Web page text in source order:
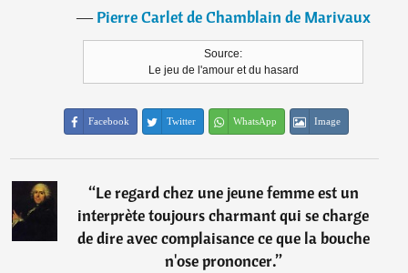
―Pierre Carlet de Chamblain de Marivaux
Source:
Le jeu de l'amour et du hasard
Facebook Twitter WhatsApp Image
“Le regard chez une jeune femme est un
interprète toujours charmant qui se charge
de dire avec complaisance ce que la bouche
n'ose prononcer.”